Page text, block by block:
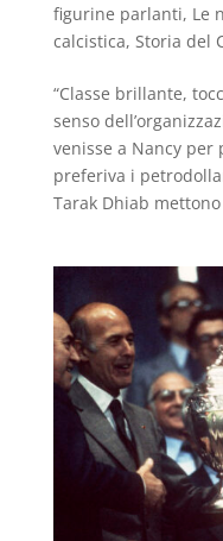
figurine parlanti, Le
calcistica, Storia del
“Classe brillante,
senso
venisse a Nancy
preferiva i
Tarak Dhiab